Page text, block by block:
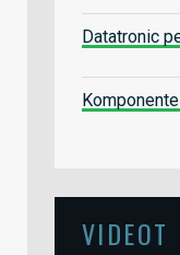
Datatronic
VIDEOT